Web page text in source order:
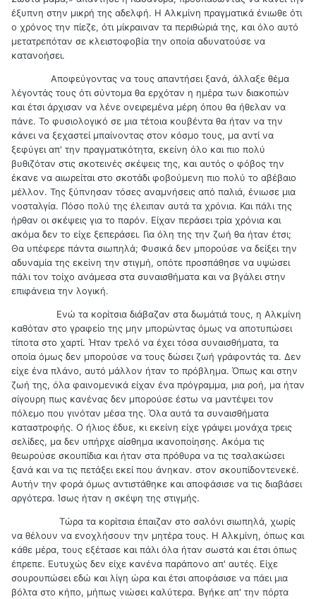
έξυπνη στην μικρή της αδελφή. Η Αλκμίνη πραγματικά ένιωθε ότι
ο χρόνος την πίεζε, ότι μίκραιναν τα περιθώριά της, και όλο αυτό
μετατρεπόταν σε κλειστοφοβία την οποία αδυνατούσε να
κατανοήσει.
Αποφεύγοντας να τους απαντήσει ξανά, άλλαξε θέμα
λέγοντάς τους ότι σύντομα θα ερχόταν η ημέρα των διακοπών
και έτσι άρχισαν να λένε ονειρεμένα μέρη όπου θα ήθελαν να
πάνε. Το φυσιολογικό σε μια τέτοια κουβέντα θα ήταν να την
κάνει να ξεχαστεί μπαίνοντας στον κόσμο τους, μα αντί να
ξεφύγει απ' την πραγματικότητα, εκείνη όλο και πιο πολύ
βυθιζόταν στις σκοτεινές σκέψεις της, και αυτός ο φόβος την
έκανε να αιωρείται στο σκοτάδι φοβούμενη πιο πολύ το αβέβαιο
μέλλον. Της ξύπνησαν τόσες αναμνήσεις από παλιά, ένιωσε μια
νοσταλγία. Πόσο πολύ της έλειπαν αυτά τα χρόνια. Και πάλι της
ήρθαν οι σκέψεις για το παρόν. Είχαν περάσει τρία χρόνια και
ακόμα δεν το είχε ξεπεράσει. Για όλη της την ζωή θα ήταν έτσι;
Θα υπέφερε πάντα σιωπηλά; Φυσικά δεν μπορούσε να δείξει την
αδυναμία της εκείνη την στιγμή, οπότε προσπάθησε να υψώσει
πάλι τον τοίχο ανάμεσα στα συναισθήματα και να βγάλει στην
επιφάνεια την λογική.
Ενώ τα κορίτσια διάβαζαν στα δωμάτιά τους, η Αλκμίνη
καθόταν στο γραφείο της μην μπορώντας όμως να αποτυπώσει
τίποτα στο χαρτί. Ήταν τρελό να έχει τόσα συναισθήματα, τα
οποία όμως δεν μπορούσε να τους δώσει ζωή γράφοντάς τα. Δεν
είχε ένα πλάνο, αυτό μάλλον ήταν το πρόβλημα. Όπως και στην
ζωή της, όλα φαινομενικά είχαν ένα πρόγραμμα, μια ροή, μα ήταν
σίγουρη πως κανένας δεν μπορούσε έστω να μαντέψει τον
πόλεμο που γινόταν μέσα της. Όλα αυτά τα συναισθήματα
καταστροφής. Ο ήλιος έδυε, κι εκείνη είχε γράψει μονάχα τρεις
σελίδες, μα δεν υπήρχε αίσθημα ικανοποίησης. Ακόμα τις
θεωρούσε σκουπίδια και ήταν στα πρόθυρα να τις τσαλακώσει
ξανά και να τις πετάξει εκεί που άνηκαν. στον σκουπίδοντενεκέ.
Αυτήν την φορά όμως αντιστάθηκε και αποφάσισε να τις διαβάσει
αργότερα. Ίσως ήταν η σκέψη της στιγμής.
Τώρα τα κορίτσια έπαιζαν στο σαλόνι σιωπηλά, χωρίς
να θέλουν να ενοχλήσουν την μητέρα τους. Η Αλκμίνη, όπως και
κάθε μέρα, τους εξέτασε και πάλι όλα ήταν σωστά και έτσι όπως
έπρεπε. Ευτυχώς δεν είχε κανένα παράπονο απ' αυτές. Είχε
σουρουπώσει εδώ και λίγη ώρα και έτσι αποφάσισε να πάει μια
βόλτα στο κήπο, μήπως νιώσει καλύτερα. Βγήκε απ' την πόρτα